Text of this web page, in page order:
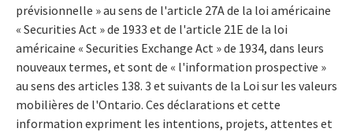
prévisionnelle » au sens de l'article 27A de la loi américaine
« Securities Act » de 1933 et de l'article 21E de la loi
américaine « Securities Exchange Act » de 1934, dans leurs
nouveaux termes, et sont de « l'information prospective »
au sens des articles 138. 3 et suivants de la Loi sur les valeurs
mobilières de l'Ontario. Ces déclarations et cette
information expriment les intentions, projets, attentes et